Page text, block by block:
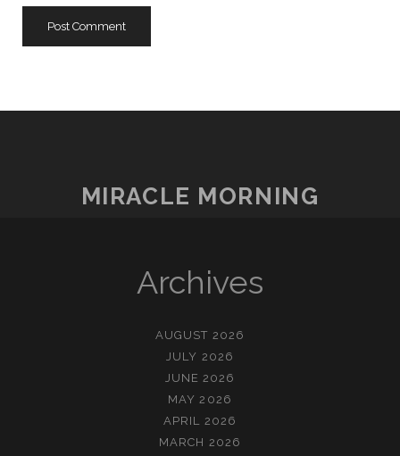
MIRACLE MORNING
Archives
AUGUST 2026
JULY 2026
JUNE 2026
MAY 2026
APRIL 2026
MARCH 2026